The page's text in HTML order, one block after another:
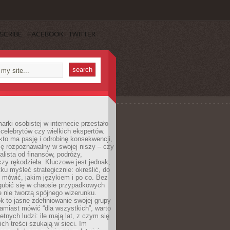
FACEBOOK TWITTER
osobistej w internecie przestało
czy wielkich ekspertów.
ma pasję i odrobinę konsekwencji,
rozpoznawalny w swojej niszy – czy
od finansów, podróży,
rękodzieła. Kluczowe jest jednak,
myśleć strategicznie: określić, do
mówić, jakim językiem i po co. Bez
się w chaosie przypadkowych
nie tworzą spójnego wizerunku.
to jasne zdefiniowanie swojej grupy
mówić “dla wszystkich”, warto
ludzi: ile mają lat, z czym się
treści szukają w sieci. Im